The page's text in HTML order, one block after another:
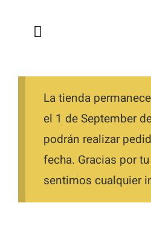
Toggle
Quienes Somos
Formaciones
Tienda
Blog
Mi Cuenta
Pedidos
Descargas
La tienda
el 1 de September
podrán realizar
fecha. Gracias por
sentimos cualquier